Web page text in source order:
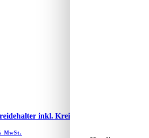
inkl. Kreidewürfel
MwSt.